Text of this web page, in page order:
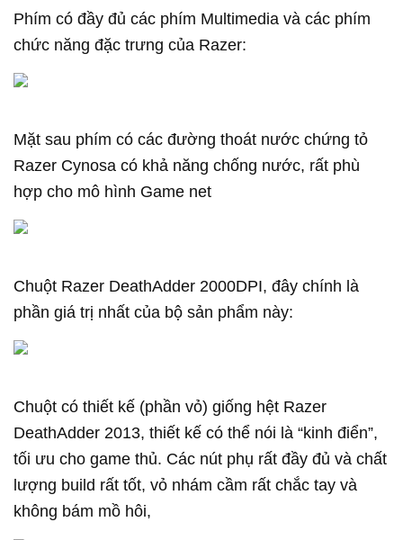
Phím có đầy đủ các phím Multimedia và các phím
chức năng đặc trưng của Razer:
Mặt sau phím có các đường thoát nước chứng tỏ
Razer Cynosa có khả năng chống nước, rất phù
hợp cho mô hình Game net
Chuột Razer DeathAdder 2000DPI, đây chính là
phần giá trị nhất của bộ sản phẩm này:
Chuột có thiết kế (phần vỏ) giống hệt Razer
DeathAdder 2013, thiết kế có thể nói là “kinh điển”,
tối ưu cho game thủ. Các nút phụ rất đầy đủ và chất
lượng build rất tốt, vỏ nhám cầm rất chắc tay và
không bám mồ hôi,